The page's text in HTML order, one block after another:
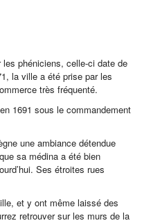
phéniciens, celle-ci date de
la ville a été prise par les
très fréquenté.
1691 sous le commandement
une ambiance détendue
sa médina a été bien
Ses étroites rues
et y ont même laissé des
retrouver sur les murs de la